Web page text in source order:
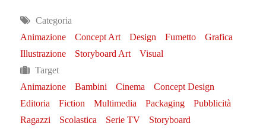
Categoria
Animazione
Concept Art Design Fumetto
Grafica
Illustrazione
Storyboard Art
Visual
Target
Animazione
Bambini Cinema
Concept Design
Editoria
Fiction Multimedia Packaging
Pubblicità
Ragazzi
Scolastica Serie TV Storyboard